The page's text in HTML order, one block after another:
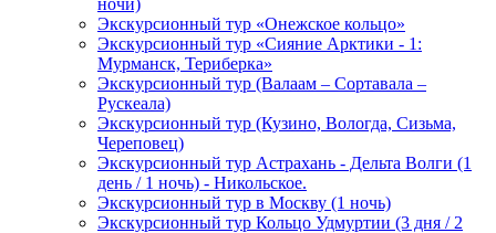
ночи)
Экскурсионный тур «Онежское кольцо»
Экскурсионный тур «Сияние Арктики - 1:
Мурманск, Териберка»
Экскурсионный тур (Валаам – Сортавала –
Рускеала)
Экскурсионный тур (Кузино, Вологда, Сизьма,
Череповец)
Экскурсионный тур Астрахань - Дельта Волги (1
день / 1 ночь) - Никольское.
Экскурсионный тур в Москву (1 ночь)
Экскурсионный тур Кольцо Удмуртии (3 дня / 2